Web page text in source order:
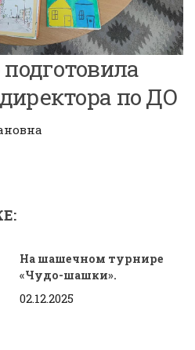
по ДО
На шашечном турнире
«Чудо-шашки».
02.12.2025